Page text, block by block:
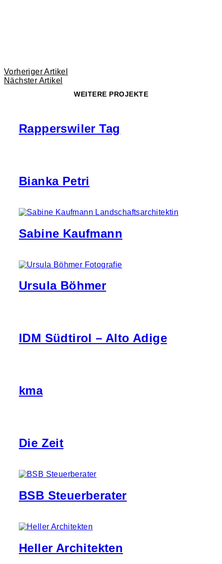
Vorheriger Artikel
Nächster Artikel
WEITERE PROJEKTE
Rapperswiler Tag
Bianka Petri
Sabine Kaufmann
Ursula Böhmer
IDM Südtirol – Alto Adige
kma
Die Zeit
BSB Steuerberater
Heller Architekten